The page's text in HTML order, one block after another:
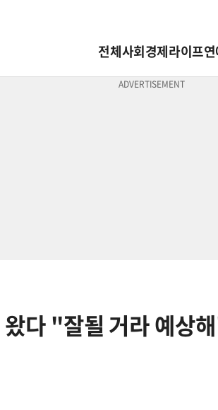
전체사회경제라이프
다 "잘될 거라 예상